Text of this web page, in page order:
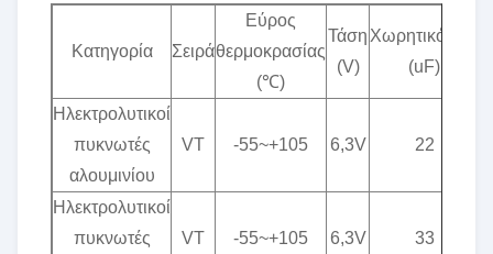
Κατηγορία Σειρά
Εύρος
θερμοκρασίας
(℃)
Τάση
(V)
Χωρητικότητα
(uF)
Ηλεκτρολυτικοί
πυκνωτές
αλουμινίου
VT -55~+105 6,3V 22
Ηλεκτρολυτικοί
πυκνωτές
VT -55~+105 6,3V 33